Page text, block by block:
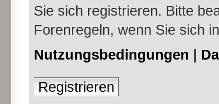
Sie sich registrieren. Bitte
Forenregeln, wenn Sie sich
Nutzungsbedingungen |
Registrieren